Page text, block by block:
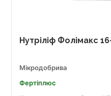
Нутріліф Фолімакс
Мікродобрива
Фертіплюс